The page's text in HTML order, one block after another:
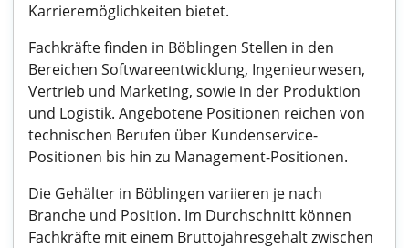
Karrieremöglichkeiten bietet.
Fachkräfte finden in Böblingen Stellen in den
Bereichen Softwareentwicklung, Ingenieurwesen,
Vertrieb und Marketing, sowie in der Produktion
und Logistik. Angebotene Positionen reichen von
technischen Berufen über Kundenservice-
Positionen bis hin zu Management-Positionen.
Die Gehälter in Böblingen variieren je nach
Branche und Position. Im Durchschnitt können
Fachkräfte mit einem Bruttojahresgehalt zwischen